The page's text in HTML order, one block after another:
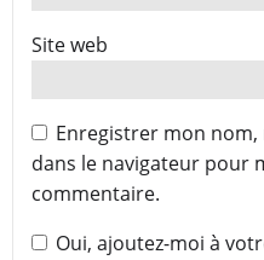
Site web
Enregistrer mon
dans le navigateur pour
commentaire.
Oui, ajoutez-moi à